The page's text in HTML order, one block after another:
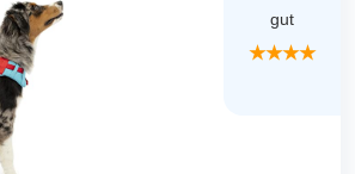
gut
★★★★